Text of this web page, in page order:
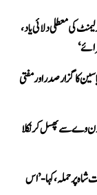
146 ارکانِ پارلیمنٹ کی معطلی دلائی یاد،
کا گزار صدر اور مفتی
رن وے سے پھسل کر نکلا
پر حملہ، کہا- ’اس